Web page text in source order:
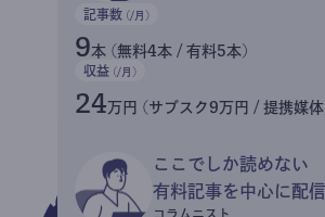
記事数 (/月)
9本 (無料4本 / 有料5本)
収益 (/月)
24万円 (サブスク9万円 / 提携媒
ここでしか読めない
有料記事を中心に配信
コラムニスト